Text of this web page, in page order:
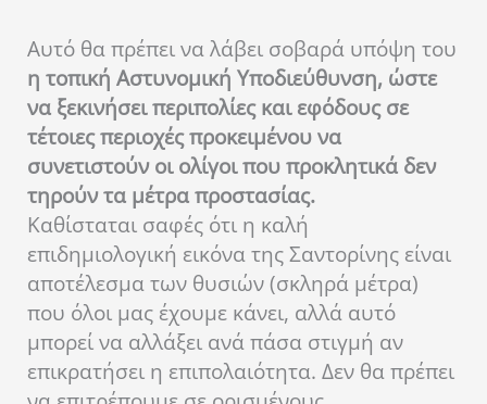
Αυτό θα πρέπει να λάβει σοβαρά υπόψη του
η τοπική Αστυνομική Υποδιεύθυνση, ώστε
να ξεκινήσει περιπολίες και εφόδους σε
τέτοιες περιοχές προκειμένου να
συνετιστούν οι ολίγοι που προκλητικά δεν
τηρούν τα μέτρα προστασίας.
Καθίσταται σαφές ότι η καλή
επιδημιολογική εικόνα της Σαντορίνης είναι
αποτέλεσμα των θυσιών (σκληρά μέτρα)
που όλοι μας έχουμε κάνει, αλλά αυτό
μπορεί να αλλάξει ανά πάσα στιγμή αν
επικρατήσει η επιπολαιότητα. Δεν θα πρέπει